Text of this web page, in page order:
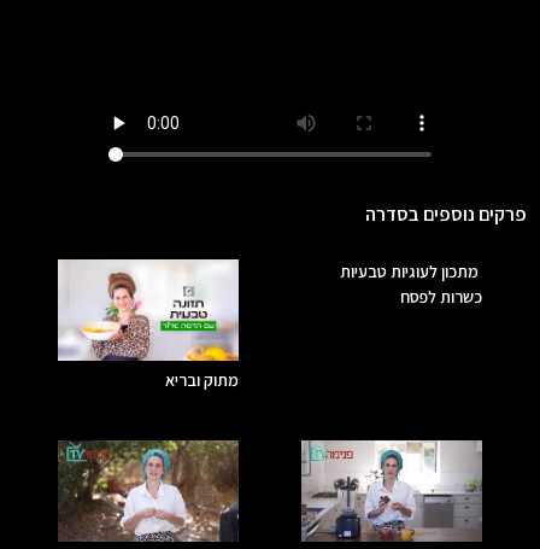
פרקים נוספים בסדרה
מתכון לעוגיות טבעיות
כשרות לפסח
מתוק ובריא